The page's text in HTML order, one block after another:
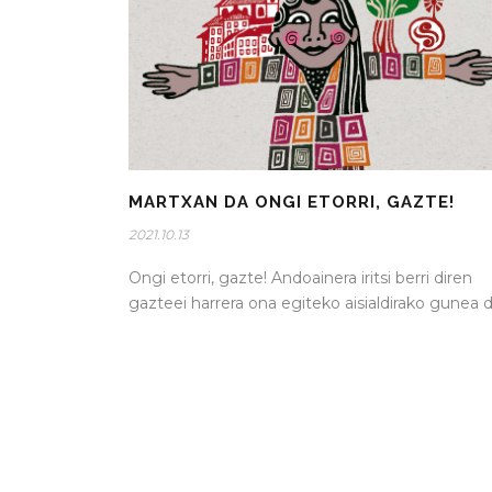
MARTXAN DA ONGI ETORRI, GAZTE!
2021.10.13
Ongi etorri, gazte! Andoainera iritsi berri diren
gazteei harrera ona egiteko aisialdirako gunea